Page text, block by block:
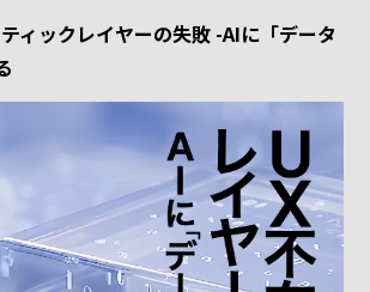
ィックレイヤーの失敗 -AIに「データ